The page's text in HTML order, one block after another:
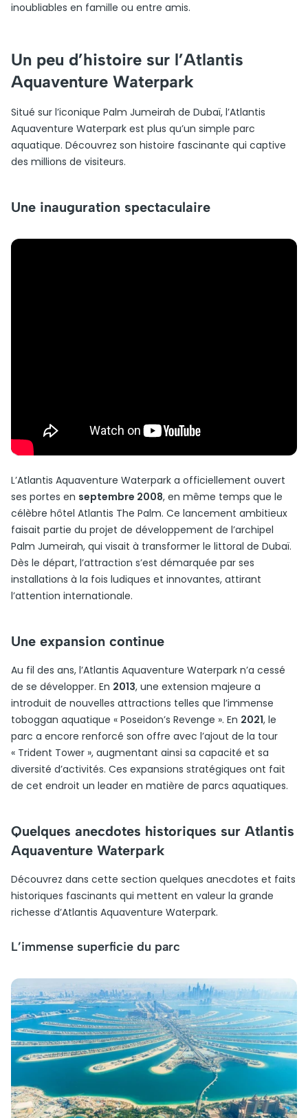
inoubliables en famille ou entre amis.
Un peu d’histoire sur l’Atlantis
Aquaventure Waterpark
Situé sur l’iconique Palm Jumeirah de Dubaï, l’Atlantis
Aquaventure Waterpark est plus qu’un simple parc
aquatique. Découvrez son histoire fascinante qui captive
des millions de visiteurs.
Une inauguration spectaculaire
L’Atlantis Aquaventure Waterpark a officiellement ouvert
ses portes en septembre 2008, en même temps que le
célèbre hôtel Atlantis The Palm. Ce lancement ambitieux
faisait partie du projet de développement de l’archipel
Palm Jumeirah, qui visait à transformer le littoral de Dubaï.
Dès le départ, l’attraction s’est démarquée par ses
installations à la fois ludiques et innovantes, attirant
l’attention internationale.
Une expansion continue
Au fil des ans, l’Atlantis Aquaventure Waterpark n’a cessé
de se développer. En 2013, une extension majeure a
introduit de nouvelles attractions telles que l’immense
toboggan aquatique « Poseidon’s Revenge ». En 2021, le
parc a encore renforcé son offre avec l’ajout de la tour
« Trident Tower », augmentant ainsi sa capacité et sa
diversité d’activités. Ces expansions stratégiques ont fait
de cet endroit un leader en matière de parcs aquatiques.
Quelques anecdotes historiques sur Atlantis
Aquaventure Waterpark
Découvrez dans cette section quelques anecdotes et faits
historiques fascinants qui mettent en valeur la grande
richesse d’Atlantis Aquaventure Waterpark.
L’immense superficie du parc